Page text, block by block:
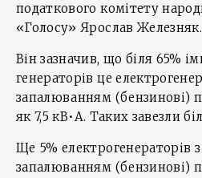
податкового комітету
«Голосу» Ярослав Железняк.
Він зазначив, що біля 65%
генераторів це
запалюванням (бензинові)
як 7,5 кВ•А. Таких завезли
Ще 5% електрогенераторів
запалюванням (бензинові)